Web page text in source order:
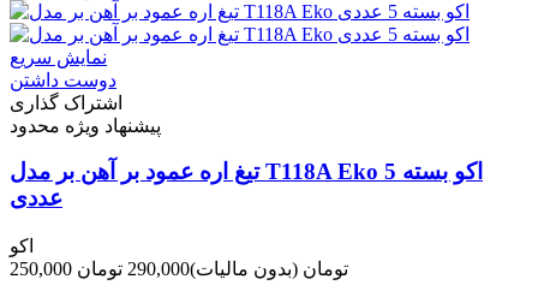
نمایش سریع
دوست داشتن
اشتراک گذاری
پیشنهاد ویژه محدود
تیغ اره عمود بر آهن بر مدل T118A Eko اکو بسته 5
عددی
اکو
250,000 تومان (بدون مالیات)290,000 تومان